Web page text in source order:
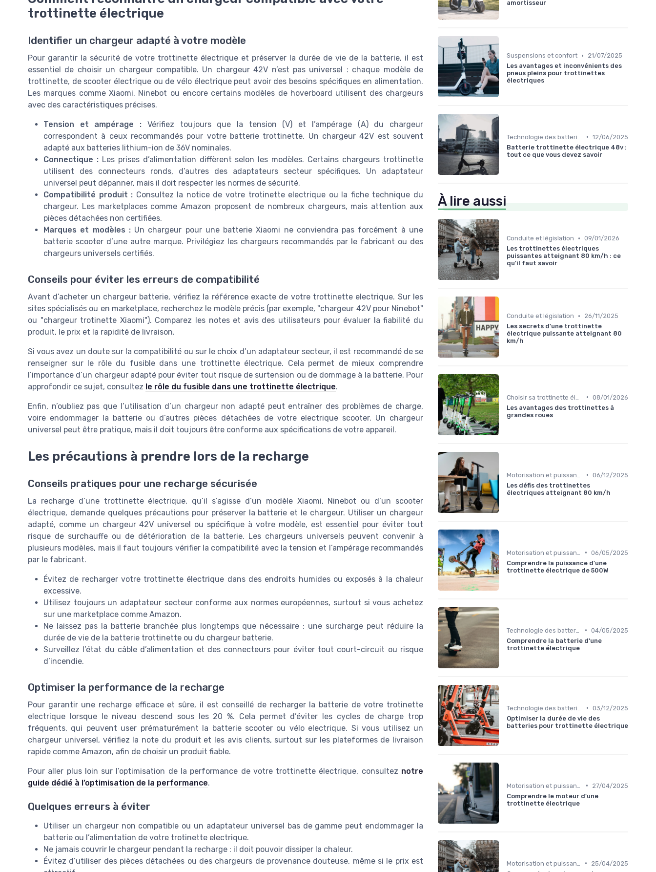
trottinette électrique
Identifier un chargeur adapté à votre modèle
Pour garantir la sécurité de votre trottinette électrique et préserver la durée de vie de la batterie, il est
essentiel de choisir un chargeur compatible. Un chargeur 42V n’est pas universel : chaque modèle de
trottinette, de scooter électrique ou de vélo électrique peut avoir des besoins spécifiques en alimentation.
Les marques comme Xiaomi, Ninebot ou encore certains modèles de hoverboard utilisent des chargeurs
avec des caractéristiques précises.
Tension et ampérage : Vérifiez toujours que la tension (V) et l’ampérage (A) du chargeur
correspondent à ceux recommandés pour votre batterie trottinette. Un chargeur 42V est souvent
adapté aux batteries lithium-ion de 36V nominales.
Connectique :Les prises d’alimentation diffèrent selon les modèles. Certains chargeurs trottinette
utilisent des connecteurs ronds, d’autres des adaptateurs secteur spécifiques. Un adaptateur
universel peut dépanner, mais il doit respecter les normes de sécurité.
Compatibilité produit : Consultez la notice de votre trotinette electrique ou la fiche technique du
chargeur. Les marketplaces comme Amazon proposent de nombreux chargeurs, mais attention aux
pièces détachées non certifiées.
Marques et modèles :Un chargeur pour une batterie Xiaomi ne conviendra pas forcément à une
batterie scooter d’une autre marque. Privilégiez les chargeurs recommandés par le fabricant ou des
chargeurs universels certifiés.
Conseils pour éviter les erreurs de compatibilité
Avant d’acheter un chargeur batterie, vérifiez la référence exacte de votre trottinette electrique. Sur les
sites spécialisés ou en marketplace, recherchez le modèle précis (par exemple, "chargeur 42V pour Ninebot"
ou "chargeur trotinette Xiaomi"). Comparez les notes et avis des utilisateurs pour évaluer la fiabilité du
produit, le prix et la rapidité de livraison.
Si vous avez un doute sur la compatibilité ou sur le choix d’un adaptateur secteur, il est recommandé de se
renseigner sur le rôle du fusible dans une trottinette électrique. Cela permet de mieux comprendre
l’importance d’un chargeur adapté pour éviter tout risque de surtension ou de dommage à la batterie. Pour
approfondir ce sujet, consultez le rôle du fusible dans une trottinette électrique.
Enfin, n’oubliez pas que l’utilisation d’un chargeur non adapté peut entraîner des problèmes de charge,
voire endommager la batterie ou d’autres pièces détachées de votre electrique scooter. Un chargeur
universel peut être pratique, mais il doit toujours être conforme aux spécifications de votre appareil.
Les précautions à prendre lors de la recharge
Conseils pratiques pour une recharge sécurisée
La recharge d’une trottinette électrique, qu’il s’agisse d’un modèle Xiaomi, Ninebot ou d’un scooter
électrique, demande quelques précautions pour préserver la batterie et le chargeur. Utiliser un chargeur
adapté, comme un chargeur 42V universel ou spécifique à votre modèle, est essentiel pour éviter tout
risque de surchauffe ou de détérioration de la batterie. Les chargeurs universels peuvent convenir à
plusieurs modèles, mais il faut toujours vérifier la compatibilité avec la tension et l’ampérage recommandés
par le fabricant.
Évitez de recharger votre trottinette électrique dans des endroits humides ou exposés à la chaleur
excessive.
Utilisez toujours un adaptateur secteur conforme aux normes européennes, surtout si vous achetez
sur une marketplace comme Amazon.
Ne laissez pas la batterie branchée plus longtemps que nécessaire : une surcharge peut réduire la
durée de vie de la batterie trottinette ou du chargeur batterie.
Surveillez l’état du câble d’alimentation et des connecteurs pour éviter tout court-circuit ou risque
d’incendie.
Optimiser la performance de la recharge
Pour garantir une recharge efficace et sûre, il est conseillé de recharger la batterie de votre trotinette
electrique lorsque le niveau descend sous les 20 %. Cela permet d’éviter les cycles de charge trop
fréquents, qui peuvent user prématurément la batterie scooter ou vélo electrique. Si vous utilisez un
chargeur universel, vérifiez la note du produit et les avis clients, surtout sur les plateformes de livraison
rapide comme Amazon, afin de choisir un produit fiable.
Pour aller plus loin sur l’optimisation de la performance de votre trottinette électrique, consultez notre
guide dédié à l’optimisation de la performance.
Quelques erreurs à éviter
Utiliser un chargeur non compatible ou un adaptateur universel bas de gamme peut endommager la
batterie ou l’alimentation de votre trotinette electrique.
Ne jamais couvrir le chargeur pendant la recharge : il doit pouvoir dissiper la chaleur.
Évitez d’utiliser des pièces détachées ou des chargeurs de provenance douteuse, même si le prix est
amortisseur
Suspensions et confort •
21/07/2025
Les avantages et inconvénients des
pneus pleins pour trottinettes
électriques
• 12/06/2025
Batterie trottinette électrique 48v :
tout ce que vous devez savoir
À lire aussi
Conduite et législation • 09/01/2026
Les trottinettes électriques
puissantes atteignant 80 km/h : ce
qu'il faut savoir
Conduite et législation •
26/11/2025
Les secrets d'une trottinette
électrique puissante atteignant 80
km/h
• 08/01/2026
Les avantages des trottinettes à
grandes roues
• 06/12/2025
Les défis des trottinettes
électriques atteignant 80 km/h
• 06/05/2025
Comprendre la puissance d'une
trottinette électrique de 500W
• 04/05/2025
Comprendre la batterie d'une
trottinette électrique
• 03/12/2025
Optimiser la durée de vie des
batteries pour trottinette électrique
•
27/04/2025
Comprendre le moteur d'une
trottinette électrique
•
25/04/2025